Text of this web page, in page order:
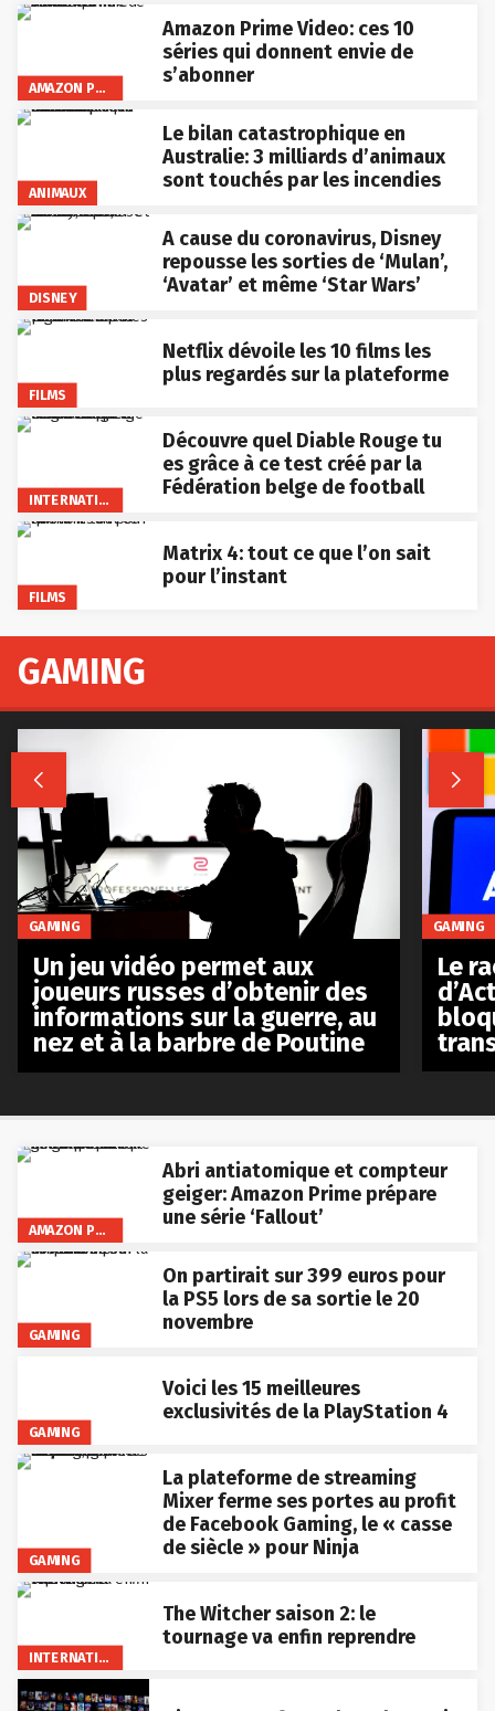
AMAZON PRIME VIDEO
Amazon Prime Video: ces 10
séries qui donnent envie de
s’abonner
ANIMAUX
Le bilan catastrophique en
Australie: 3 milliards d’animaux
sont touchés par les incendies
DISNEY
A cause du coronavirus, Disney
repousse les sorties de ‘Mulan’,
‘Avatar’ et même ‘Star Wars’
FILMS
Netflix dévoile les 10 films les
plus regardés sur la plateforme
INTERNATIONAL
Découvre quel Diable Rouge tu
es grâce à ce test créé par la
Fédération belge de football
FILMS
Matrix 4: tout ce que l’on sait
pour l’instant
AMAZON PRIME VIDEO
Abri antiatomique et compteur
geiger: Amazon Prime prépare
une série ‘Fallout’
GAMING
On partirait sur 399 euros pour
la PS5 lors de sa sortie le 20
novembre
GAMING
Voici les 15 meilleures
exclusivités de la PlayStation 4
GAMING
La plateforme de streaming
Mixer ferme ses portes au profit
de Facebook Gaming, le « casse
de siècle » pour Ninja
INTERNATIONAL
The Witcher saison 2: le
tournage va enfin reprendre
GAMING
 
GAMING
Un jeu vidéo permet aux
joueurs russes d’obtenir des
informations sur la guerre, au
nez et à la barbre de Poutine
GAMING
Le